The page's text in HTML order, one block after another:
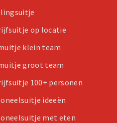
op locatie
klein team
groot team
100+ personen
ideeën
met eten